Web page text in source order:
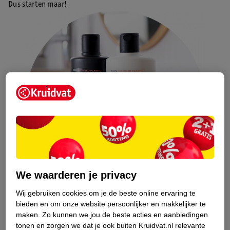
Dus starten maar!
Proteïneshampoo: onze favorieten
We waarderen je privacy
Wij gebruiken cookies om je de beste online ervaring te
bieden en om onze website persoonlijker en makkelijker te
maken. Zo kunnen we jou de beste acties en aanbiedingen
tonen en zorgen we dat je ook buiten Kruidvat.nl relevante